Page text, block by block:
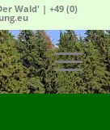
Wald' |+49 (0)